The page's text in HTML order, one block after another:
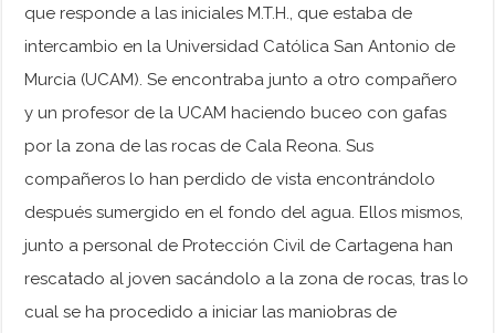
que responde a las iniciales M.T.H., que estaba de
intercambio en la Universidad Católica San Antonio de
Murcia (UCAM). Se encontraba junto a otro compañero
y un profesor de la UCAM haciendo buceo con gafas
por la zona de las rocas de Cala Reona. Sus
compañeros lo han perdido de vista encontrándolo
después sumergido en el fondo del agua. Ellos mismos,
junto a personal de Protección Civil de Cartagena han
rescatado al joven sacándolo a la zona de rocas, tras lo
cual se ha procedido a iniciar las maniobras de